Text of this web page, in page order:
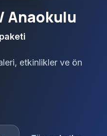
Anaokulu
etkinlikler ve ön